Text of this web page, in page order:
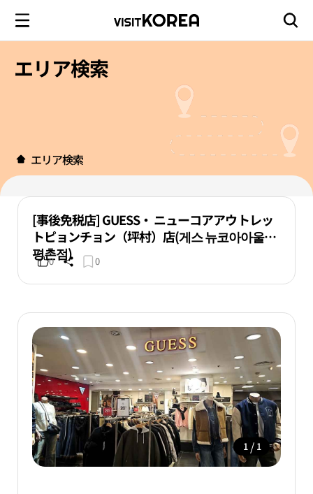
エリア検索
エリア検索
[事後免税店] GUESS・ ニューコアアウトレッ
トピョンチョン（坪村）店(게스 뉴코아아울렛
평촌점)
0 0
1 / 1